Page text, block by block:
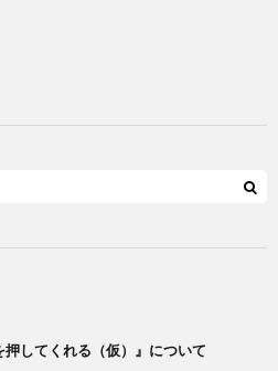
押してくれる（仮）』について